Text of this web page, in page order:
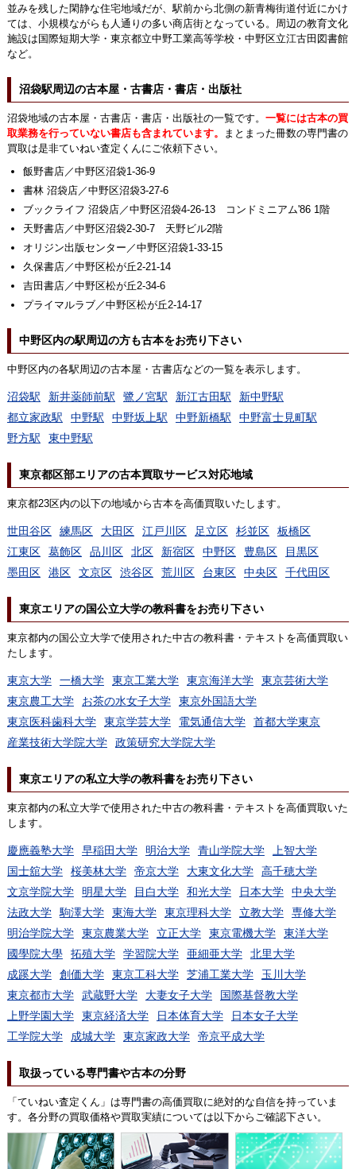
並みを残した閑静な住宅地域だが、駅前から北側の新青梅街道付近にかけ
ては、小規模ながらも人通りの多い商店街となっている。周辺の教育文化
施設は国際短期大学・東京都立中野工業高等学校・中野区立江古田図書館
など。
沼袋駅周辺の古本屋・古書店・書店・出版社
沼袋地域の古本屋・古書店・書店・出版社の一覧です。 一覧には古本の買
取業務を行っていない書店も含まれています。
まとまった冊数の専門書の
買取は是非ていねい査定くんにご依頼下さい。
飯野書店／中野区沼袋1-36-9
書林 沼袋店／中野区沼袋3-27-6
ブックライフ 沼袋店／中野区沼袋4-26-13 コンドミニアム'86 1階
天野書店／中野区沼袋2-30-7 天野ビル2階
オリジン出版センター／中野区沼袋1-33-15
久保書店／中野区松が丘2-21-14
吉田書店／中野区松が丘2-34-6
プライマルラブ／中野区松が丘2-14-17
中野区内の駅周辺の方も古本をお売り下さい
中野区内の各駅周辺の古本屋・古書店などの一覧を表示します。
沼袋駅 新井薬師前駅 鷺ノ宮駅 新江古田駅
新中野駅
都立家政駅
中野駅 中野坂上駅 中野新橋駅
中野富士見町駅
野方駅
東中野駅
東京都区部エリアの古本買取サービス対応地域
東京都23区内の以下の地域から古本を高価買取いたします。
世田谷区 練馬区 大田区 江戸川区 足立区 杉並区
板橋区
江東区
葛飾区 品川区 北区 新宿区 中野区 豊島区
目黒区
墨田区
港区 文京区 渋谷区 荒川区 台東区 中央区 千代田区
東京エリアの国公立大学の教科書をお売り下さい
東京都内の国公立大学で使用された中古の教科書・テキストを高価買取い
たします。
東京大学 一橋大学 東京工業大学 東京海洋大学
東京芸術大学
東京農工大学
お茶の水女子大学
東京外国語大学
東京医科歯科大学
東京学芸大学 電気通信大学
首都大学東京
産業技術大学院大学
政策研究大学院大学
東京エリアの私立大学の教科書をお売り下さい
東京都内の私立大学で使用された中古の教科書・テキストを高価買取いた
します。
慶應義塾大学 早稲田大学 明治大学 青山学院大学
上智大学
国士舘大学
桜美林大学 帝京大学 大東文化大学
高千穂大学
文京学院大学
明星大学 目白大学 和光大学 日本大学
中央大学
法政大学
駒澤大学 東海大学 東京理科大学 立教大学
専修大学
明治学院大学
東京農業大学 立正大学 東京電機大学
東洋大学
國學院大學
拓殖大学 学習院大学 亜細亜大学
北里大学
成蹊大学
創価大学 東京工科大学 芝浦工業大学
玉川大学
東京都市大学
武蔵野大学 大妻女子大学
国際基督教大学
上野学園大学
東京経済大学 日本体育大学
日本女子大学
工学院大学
成城大学 東京家政大学 帝京平成大学
取扱っている専門書や古本の分野
「ていねい査定くん」は専門書の高価買取に絶対的な自信を持っていま
す。各分野の買取価格や買取実績については以下からご確認下さい。